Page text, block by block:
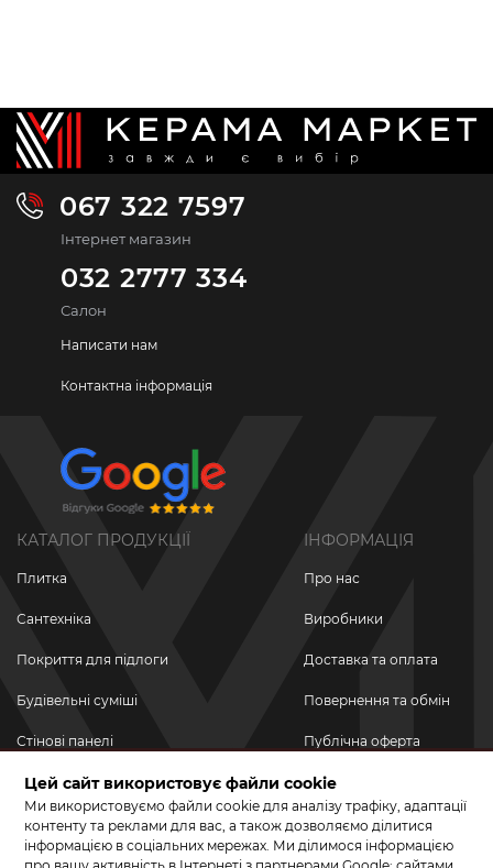
067 322 7597
Інтернет магазин
032 2777 334
Салон
Написати нам
Контактна інформація
КАТАЛОГ ПРОДУКЦІЇ
Плитка
Сантехніка
Покриття для підлоги
Будівельні суміші
Стінові панелі
Новинки
Акційні товари
Акції/Знижки
ІНФОРМАЦІЯ
Про нас
Виробники
Доставка та оплата
Повернення та обмін
Публічна оферта
Політика
конфіденційності
Цей сайт використовує файли cookie
Ми використовуємо файли cookie для аналізу трафіку, адаптації
контенту та реклами для вас, а також дозволяємо ділитися
інформацією в соціальних мережах. Ми ділимося інформацією